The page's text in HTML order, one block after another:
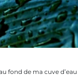
fond de ma cuve